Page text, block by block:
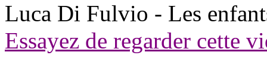
Luca Di Fulvio - Les
Essayez de regarder cette